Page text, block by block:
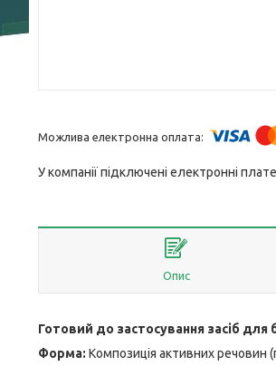
У компанії підключені електронні
Опис
Готовий до застосування засіб
Форма: Композиція активних речовин